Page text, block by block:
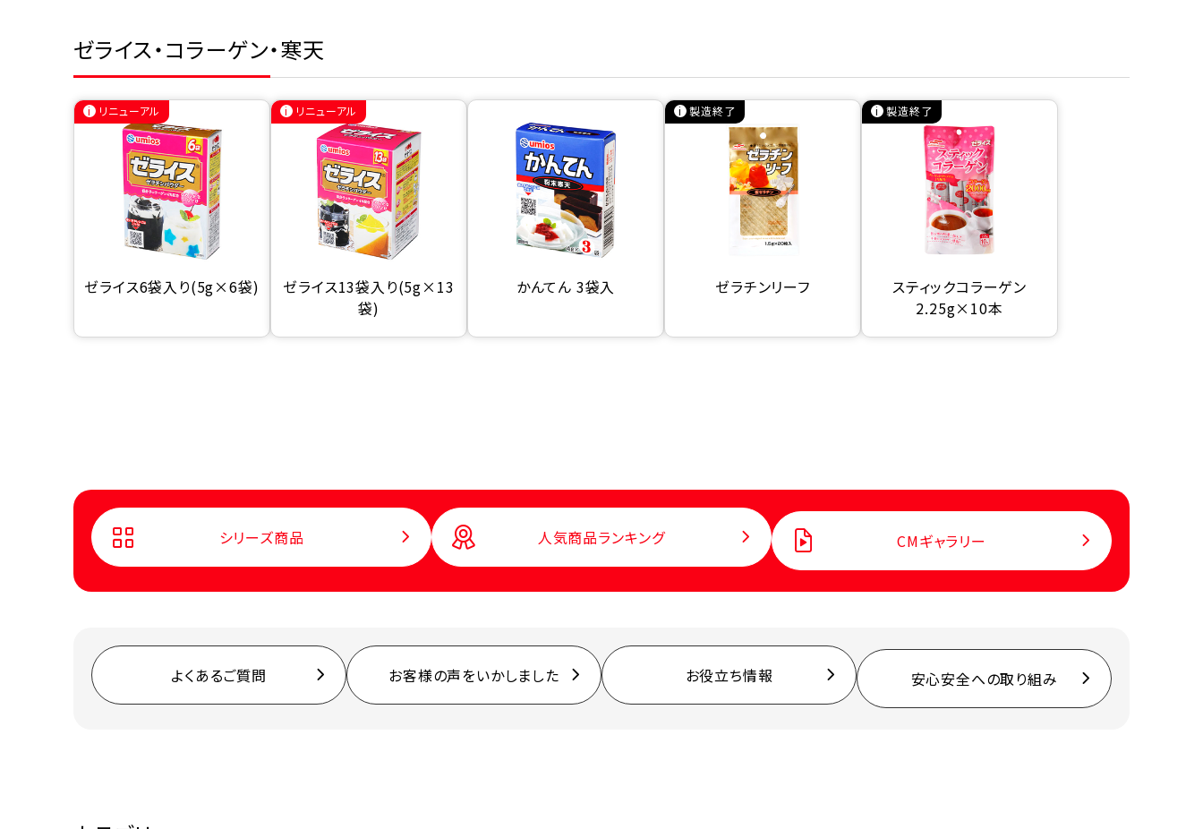
ゼライス・コラーゲン・寒天
ゼライス6袋入り(5g×6袋)
リニューアル
ゼライス13袋入り(5g×13
袋)
リニューアル
かんてん 3袋入 ゼラチンリーフ
製造終了
スティックコラーゲン
2.25g×10本
製造終了
シリーズ商品 人気商品ランキング CMギャラリー
よくあるご質問 お客様の声をいかしました お役立ち情報 安心安全への取り組み